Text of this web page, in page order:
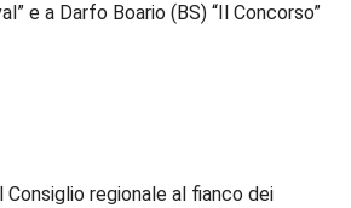
e a Darfo Boario (BS) “Il Concorso”
Consiglio regionale al fianco dei